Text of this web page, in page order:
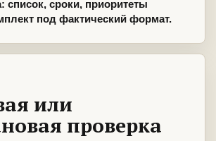
список, сроки, приоритеты
под фактический формат.
или
проверка